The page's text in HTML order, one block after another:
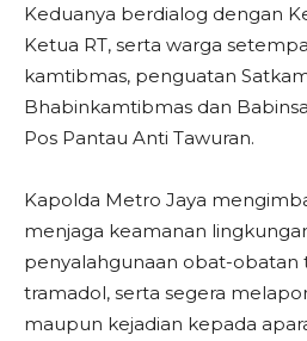
Keduanya berdialog dengan
Ketua RT, serta warga
kamtibmas, penguatan
Bhabinkamtibmas dan
Pos Pantau Anti Tawuran.
Kapolda Metro Jaya
menjaga keamanan
penyalahgunaan obat-obatan
tramadol, serta segera
maupun kejadian kepada